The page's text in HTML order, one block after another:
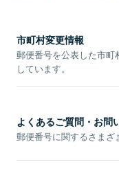
市町村変更情報
郵便番号を公表した市
しています。
よくあるご質問・お問
郵便番号に関するさまざ